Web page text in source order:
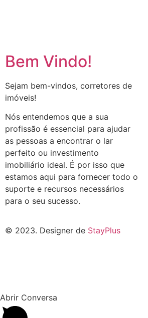
Bem Vindo!
Sejam bem-vindos, corretores de
imóveis!
Nós entendemos que a sua
profissão é essencial para ajudar
as pessoas a encontrar o lar
perfeito ou investimento
imobiliário ideal. É por isso que
estamos aqui para fornecer todo o
suporte e recursos necessários
para o seu sucesso.
© 2023. Designer de StayPlus
Abrir Conversa